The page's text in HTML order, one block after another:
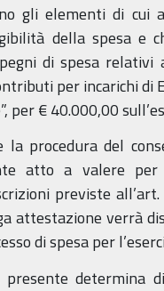
gli elementi di cui
della spesa e
di spesa
per incarichi
per € 40.000,00
procedura del
atto a valere per
previste
attestazione verrà
di spesa per
determina